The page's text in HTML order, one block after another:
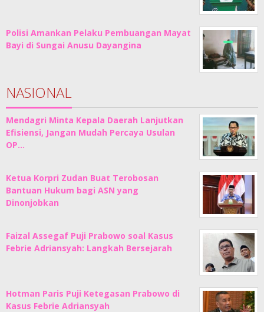
Polisi Amankan Pelaku Pembuangan Mayat
Bayi di Sungai Anusu Dayangina
NASIONAL
Mendagri Minta Kepala Daerah Lanjutkan
Efisiensi, Jangan Mudah Percaya Usulan
OP…
Ketua Korpri Zudan Buat Terobosan
Bantuan Hukum bagi ASN yang
Dinonjobkan
Faizal Assegaf Puji Prabowo soal Kasus
Febrie Adriansyah: Langkah Bersejarah
Hotman Paris Puji Ketegasan Prabowo di
Kasus Febrie Adriansyah